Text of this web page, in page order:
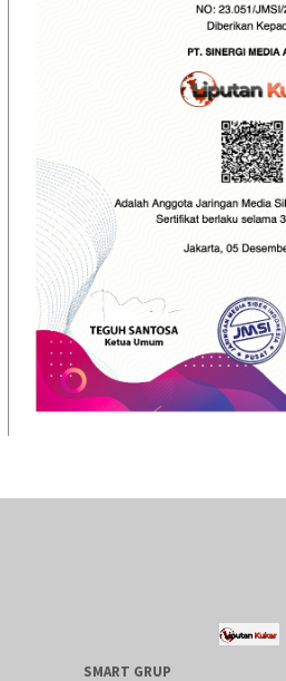
SMART GRUP